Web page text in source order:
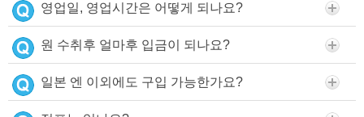
영업일, 영업시간은 어떻게 되나요?
원 수취후 얼마후 입금이 되나요?
일본 엔 이외에도 구입 가능한가요?